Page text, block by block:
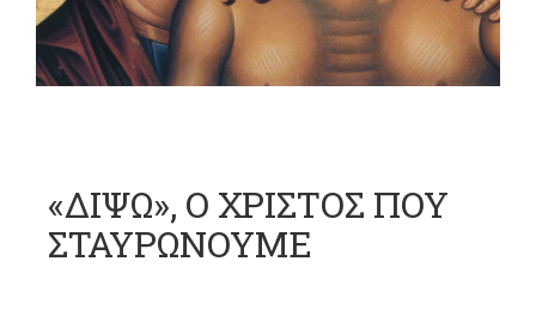
«ΔΙΨΩ», Ο ΧΡΙΣΤΟΣ ΠΟΥ
ΣΤΑΥΡΩΝΟΥΜΕ